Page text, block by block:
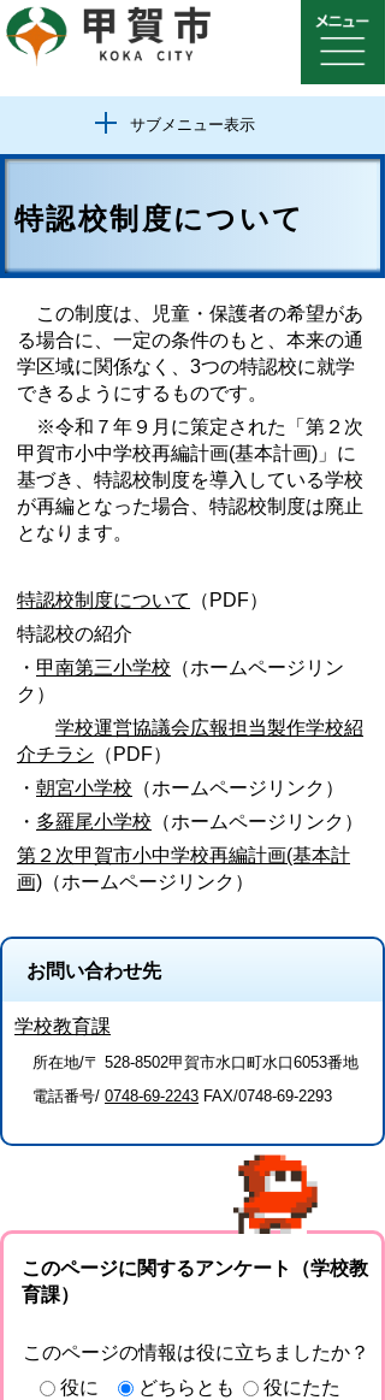
サブメニュー表示
特認校制度について
この制度は、児童・保護者の希望があ
る場合に、一定の条件のもと、本来の通
学区域に関係なく、3つの特認校に就学
できるようにするものです。
※令和７年９月に策定された「第２次
甲賀市小中学校再編計画(基本計画)」に
基づき、特認校制度を導入している学校
が再編となった場合、特認校制度は廃止
となります。
特認校制度について
（PDF）
特認校の紹介
・ 甲南第三小学校 （ホームページリン
ク）
学校運営協議会広報担当製作学校紹
介チラシ （PDF）
・ 朝宮小学校 （ホームページリンク）
・ 多羅尾小学校 （ホームページリンク）
第２次甲賀市小中学校再編計画(基本計
画) （ホームページリンク）
お問い合わせ先
学校教育課
所在地/〒 528-8502甲賀市水口町水口6053番地
電話番号/ 0748-69-2243 FAX/0748-69-2293
このページに関するアンケート（学校教
育課）
このページの情報は役に立ちましたか？
役に
どちらとも
役にたた